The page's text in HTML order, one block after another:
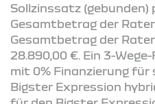
Sollzinssatz (gebunden)
Gesamtbetrag der
Gesamtbetrag der
28.890,00 €. Ein 3-
mit 0% Finanzierung
Bigster Expression